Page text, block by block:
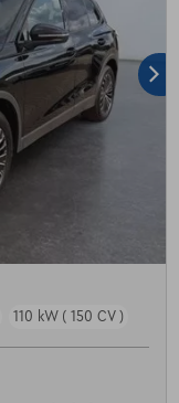
110 kW ( 150 CV )